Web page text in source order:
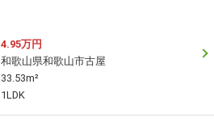
4.95万円
和歌山県和歌山市古屋
33.53m²
1LDK